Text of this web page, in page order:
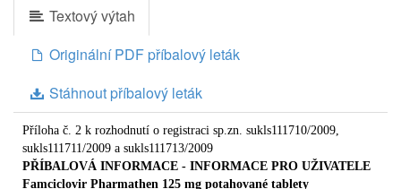
Textový výtah
Originální PDF příbalový leták
Stáhnout příbalový leták
Příloha č. 2 k rozhodnutí o registraci sp.zn. sukls111710/2009,
sukls111711/2009 a sukls111713/2009
PŘÍBALOVÁ INFORMACE - INFORMACE PRO UŽIVATELE
Famciclovir Pharmathen 125 mg potahované tablety